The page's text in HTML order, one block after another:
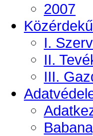
2007
I.
II.
III.